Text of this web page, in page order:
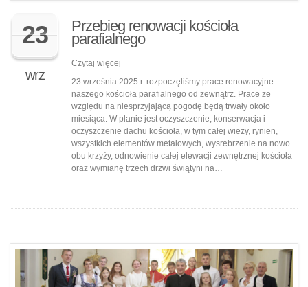
23
wrz
Przebieg renowacji kościoła
parafialnego
Czytaj więcej
23 września 2025 r. rozpoczęliśmy prace renowacyjne
naszego kościoła parafialnego od zewnątrz. Prace ze
względu na niesprzyjającą pogodę będą trwały około
miesiąca. W planie jest oczyszczenie, konserwacja i
oczyszczenie dachu kościoła, w tym całej wieży, rynien,
wszystkich elementów metalowych, wysrebrzenie na nowo
obu krzyży, odnowienie całej elewacji zewnętrznej kościoła
oraz wymianę trzech drzwi świątyni na…